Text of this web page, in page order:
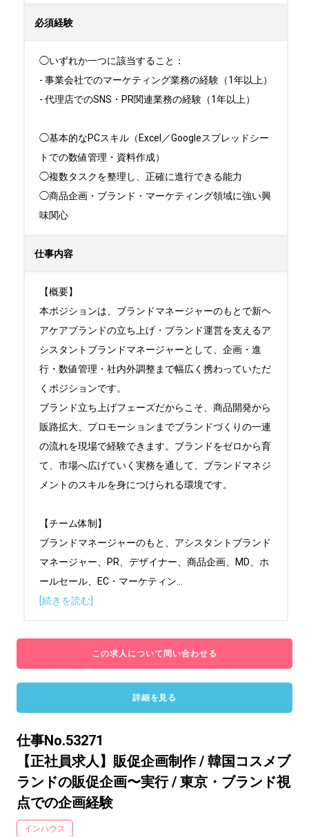
必須経験
◯いずれか一つに該当すること：
- 事業会社でのマーケティング業務の経験（1年以上）
- 代理店でのSNS・PR関連業務の経験（1年以上）
◯基本的なPCスキル（Excel／Googleスプレッドシー
トでの数値管理・資料作成）
◯複数タスクを整理し、正確に進行できる能力
◯商品企画・ブランド・マーケティング領域に強い興
味関心
仕事内容
【概要】
本ポジションは、ブランドマネージャーのもとで新ヘ
アケアブランドの立ち上げ・ブランド運営を支えるア
シスタントブランドマネージャーとして、企画・進
行・数値管理・社内外調整まで幅広く携わっていただ
くポジションです。
ブランド立ち上げフェーズだからこそ、商品開発から
販路拡大、プロモーションまでブランドづくりの一連
の流れを現場で経験できます。ブランドをゼロから育
て、市場へ広げていく実務を通して、ブランドマネジ
メントのスキルを身につけられる環境です。
【チーム体制】
ブランドマネージャーのもと、アシスタントブランド
マネージャー、PR、デザイナー、商品企画、MD、ホ
ールセール、EC・マーケティン
[続きを読む]
この求人について問い合わせる
詳細を見る
仕事No.53271
【正社員求人】販促企画制作 / 韓国コスメブ
ランドの販促企画〜実行 / 東京・ブランド視
点での企画経験
インハウス